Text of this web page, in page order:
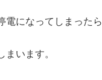
電になってしまったら
まいます。